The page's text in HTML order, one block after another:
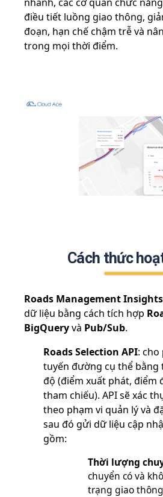
điều tiết luồng giao thông,
đoạn, hạn chế chậm trễ và
trong mọi thời điểm.
Cách thức
Roads Management
dữ liệu bằng cách tích hợp
BigQueryvà Pub/Sub.
Roads Selection API: cho
tuyến đường cụ thể bằng
độ (điểm xuất phát, điểm
tham chiếu). API sẽ xác
theo phạm vi quản lý và
sau đó gửi dữ liệu cập
gồm:
Thời lượng
chuyển có và
trạng giao